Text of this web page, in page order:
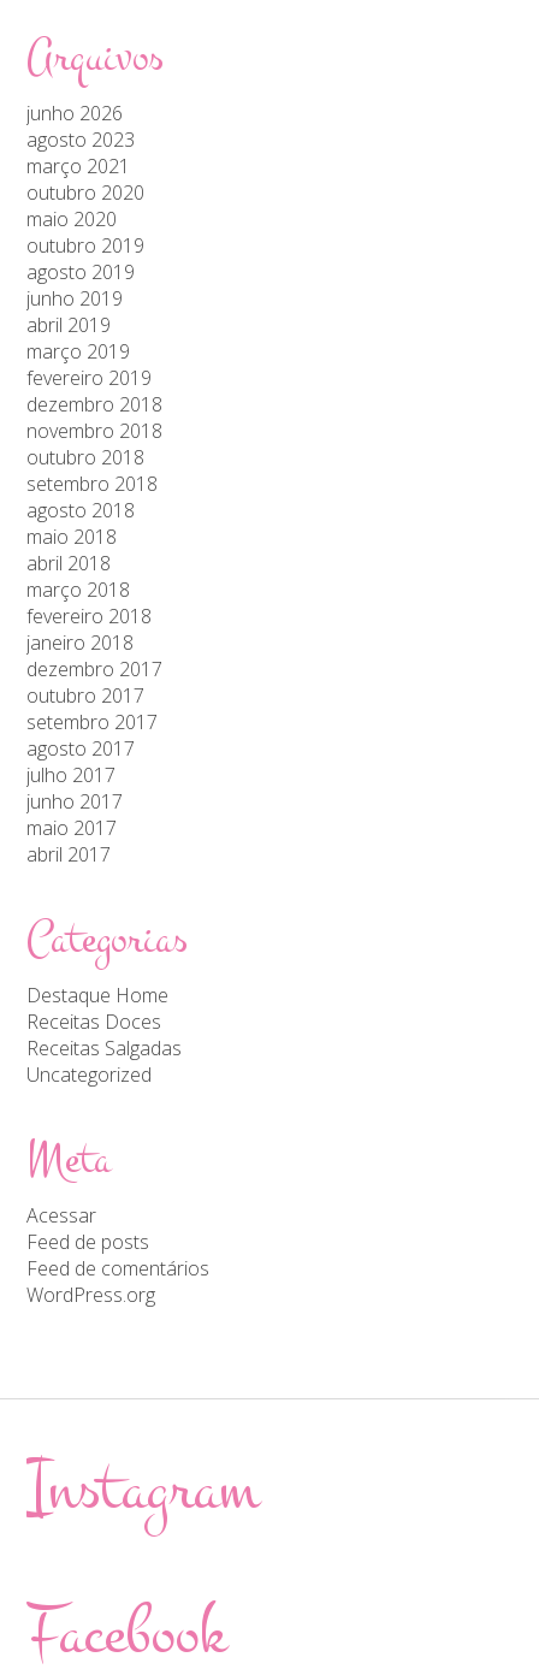
Arquivos
junho 2026
agosto 2023
março 2021
outubro 2020
maio 2020
outubro 2019
agosto 2019
junho 2019
abril 2019
março 2019
fevereiro 2019
dezembro 2018
novembro 2018
outubro 2018
setembro 2018
agosto 2018
maio 2018
abril 2018
março 2018
fevereiro 2018
janeiro 2018
dezembro 2017
outubro 2017
setembro 2017
agosto 2017
julho 2017
junho 2017
maio 2017
abril 2017
Categorias
Destaque Home
Receitas Doces
Receitas Salgadas
Uncategorized
Meta
Acessar
Feed de posts
Feed de comentários
WordPress.org
Instagram
Facebook